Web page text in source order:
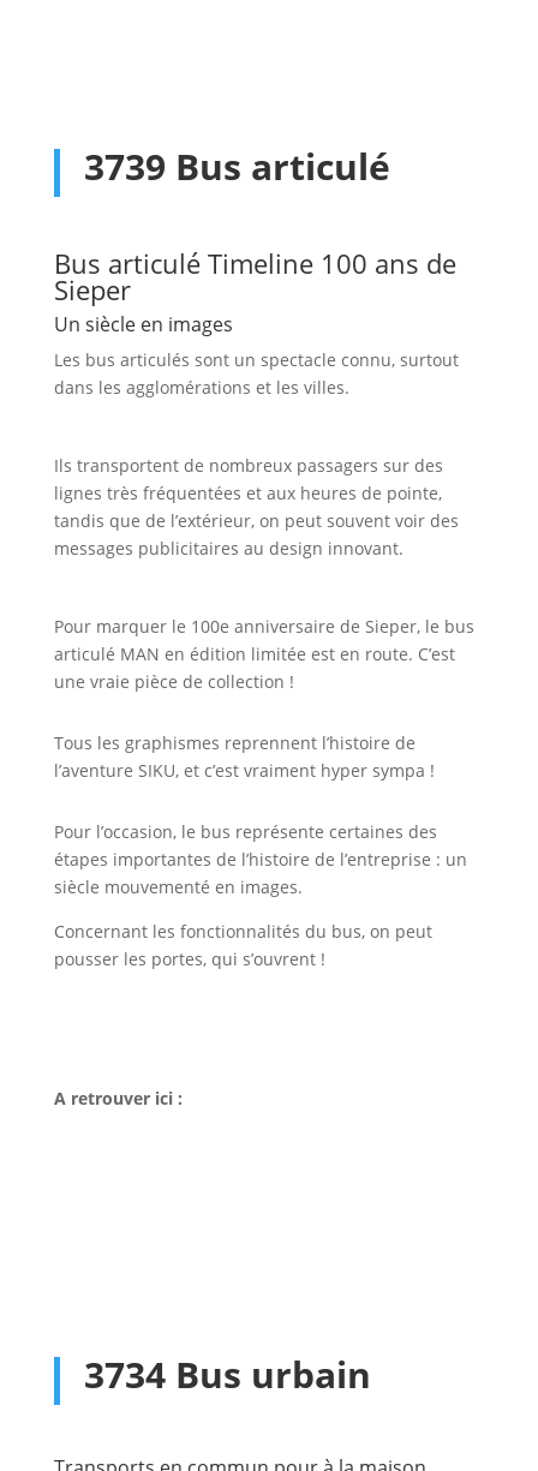
3739 Bus articulé
Bus articulé Timeline 100 ans de
Sieper
Un siècle en images
Les bus articulés sont un spectacle connu, surtout
dans les agglomérations et les villes.
Ils transportent de nombreux passagers sur des
lignes très fréquentées et aux heures de pointe,
tandis que de l’extérieur, on peut souvent voir des
messages publicitaires au design innovant.
Pour marquer le 100e anniversaire de Sieper, le bus
articulé MAN en édition limitée est en route. C’est
une vraie pièce de collection !
Tous les graphismes reprennent l’histoire de
l’aventure SIKU, et c’est vraiment hyper sympa !
Pour l’occasion, le bus représente certaines des
étapes importantes de l’histoire de l’entreprise : un
siècle mouvementé en images.
Concernant les fonctionnalités du bus, on peut
pousser les portes, qui s’ouvrent !
A retrouver ici :
3734 Bus urbain